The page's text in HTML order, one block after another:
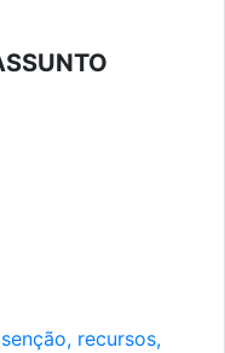
recursos,